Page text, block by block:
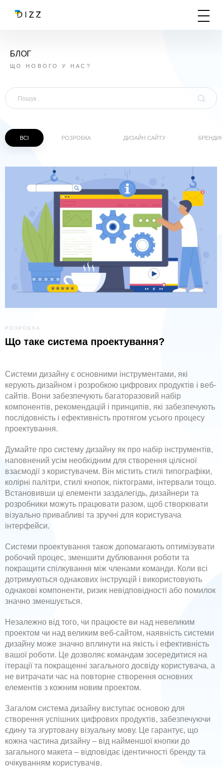
БЛОГ
ЩО НОВОГО У НАС?
ВСІ РОЗРОБКА ДИЗАЙН САЙТУ
РОЗРОБКА
Що таке система проектування?
Системи дизайну є основними інструментами, які
керують дизайном і розробкою цифрових продуктів і веб-
сайтів. Вони забезпечують багаторазовий набір
компонентів, рекомендацій і принципів, які забезпечують
послідовність і ефективність протягом усього процесу
проектування.
Думайте про систему дизайну як про набір інструментів,
наповнений усім необхідним для створення цілісної
взаємодії з користувачем. Він містить стилі типографіки,
колірні палітри, стилі кнопок, піктограми, інтервали тощо.
Встановивши ці елементи заздалегідь, дизайнери та
розробники можуть працювати разом, щоб створювати
візуально привабливі та зручні для користувача
інтерфейси.
Системи проектування також допомагають оптимізувати
робочий процес, зменшити дублювання роботи та
покращити спілкування між членами команди. Коли всі
дотримуються однакових інструкцій і використовують
однакові компоненти, ризик невідповідності або помилок
значно зменшується.
Незалежно від того, чи працюєте ви над невеликим
проектом чи над великим веб-сайтом, наявність системи
дизайну може значно вплинути на якість і ефективність
вашої роботи. Це дозволяє командам зосередитися на
ітерації та покращенні загального досвіду користувача, а
не витрачати час на повторне створення основних
елементів з кожним новим проектом.
Загалом система дизайну виступає основою для
створення успішних цифрових продуктів, забезпечуючи
єдину та згуртовану візуальну мову. Це гарантує, що
кожна частина дизайну – від найменшої кнопки до
загального макета – відповідає ідентичності бренду та
очікуванням користувачів.